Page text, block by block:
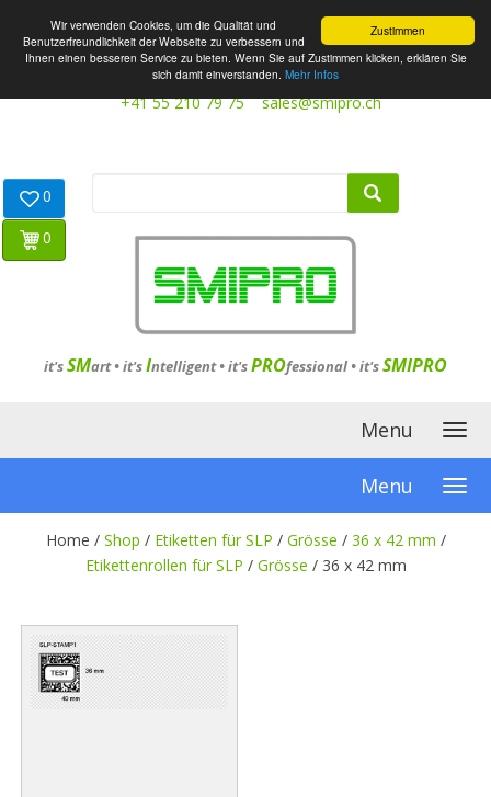
Zustimmen
Wir verwenden Cookies, um die Qualität und
Benutzerfreundlichkeit der Webseite zu verbessern und
Ihnen einen besseren Service zu bieten. Wenn Sie auf Zustimmen klicken, erklären Sie
sich damit einverstanden. Mehr Infos
+41 55 210 79 75 sales@smipro.ch
it'sSMart •it'sIntelligent•it'sPROfessional •it'sSMIPRO
0
0
Menu
Menu
Home / Shop / Etiketten für SLP / Grösse / 36 x 42 mm /
Etikettenrollen für SLP / Grösse / 36 x 42 mm